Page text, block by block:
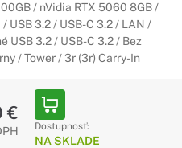
/ nVidia RTX 5060 8GB /
USB 3.2 / USB-C 3.2 / LAN /
USB 3.2 / USB-C 3.2 / Bez
/ Tower / 3r (3r) Carry-In
€
Dostupnosť:
NA SKLADE